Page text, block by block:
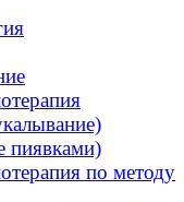
пиявками)
по методу